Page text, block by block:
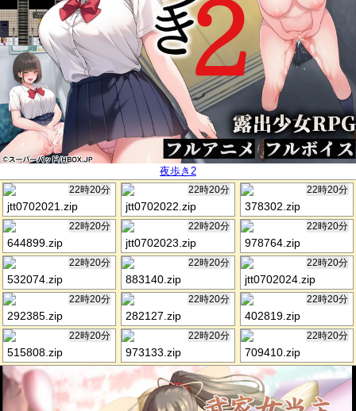
夜歩き2
22時20分
jtt0702021.zip
22時20分
jtt0702022.zip
22時20分
378302.zip
22時20分
644899.zip
22時20分
jtt0702023.zip
22時20分
978764.zip
22時20分
532074.zip
22時20分
883140.zip
22時20分
jtt0702024.zip
22時20分
292385.zip
22時20分
282127.zip
22時20分
402819.zip
22時20分
515808.zip
22時20分
973133.zip
22時20分
709410.zip